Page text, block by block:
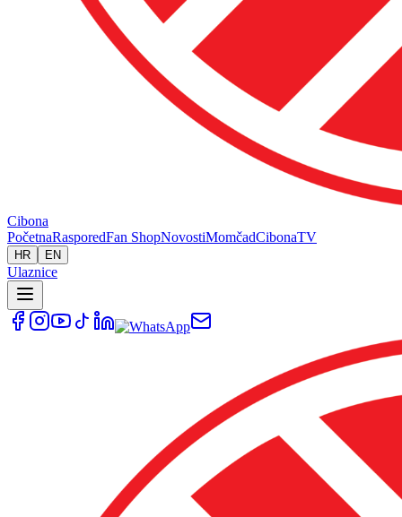
Cibona
PočetnaRasporedFan ShopNovostiMomčadCibonaTV
HR EN
Ulaznice